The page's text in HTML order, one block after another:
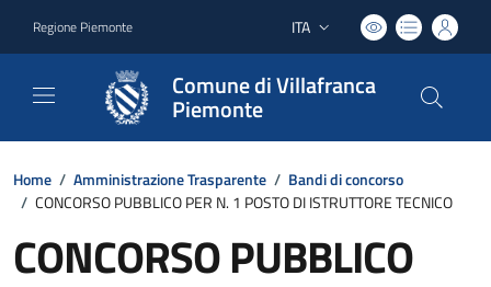
Regione Piemonte Lingua attiva:
ITA
Comune di Villafranca
Piemonte
Home / Amministrazione Trasparente / Bandi di concorso
/ CONCORSO PUBBLICO PER N. 1 POSTO DI ISTRUTTORE TECNICO
CONCORSO PUBBLICO